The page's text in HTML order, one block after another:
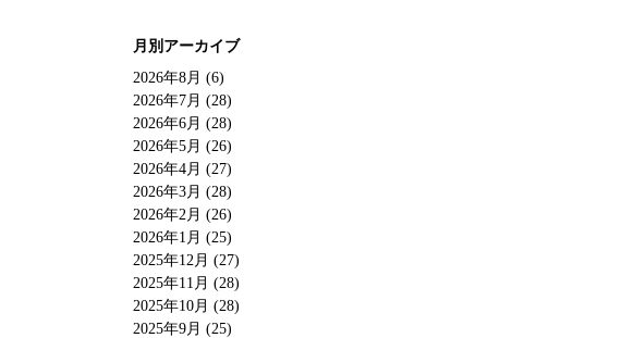
月別アーカイブ
2026年8月 (6)
2026年7月 (28)
2026年6月 (28)
2026年5月 (26)
2026年4月 (27)
2026年3月 (28)
2026年2月 (26)
2026年1月 (25)
2025年12月 (27)
2025年11月 (28)
2025年10月 (28)
2025年9月 (25)